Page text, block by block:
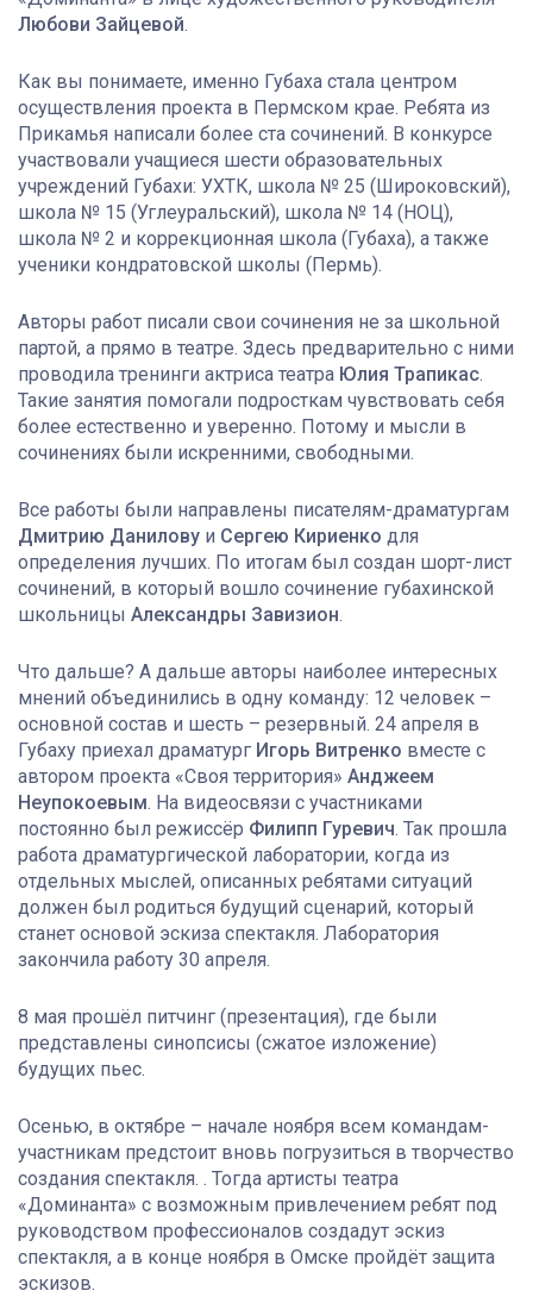
Любови Зайцевой.
Как вы понимаете, именно Губаха стала центром
осуществления проекта в Пермском крае. Ребята из
Прикамья написали более ста сочинений. В конкурсе
участвовали учащиеся шести образовательных
учреждений Губахи: УХТК, школа № 25 (Широковский),
школа № 15 (Углеуральский), школа № 14 (НОЦ),
школа № 2 и коррекционная школа (Губаха), а также
ученики кондратовской школы (Пермь).
Авторы работ писали свои сочинения не за школьной
партой, а прямо в театре. Здесь предварительно с ними
проводила тренинги актриса театра Юлия Трапикас.
Такие занятия помогали подросткам чувствовать себя
более естественно и уверенно. Потому и мысли в
сочинениях были искренними, свободными.
Все работы были направлены писателям-драматургам
Дмитрию Данилову и Сергею Кириенко для
определения лучших. По итогам был создан шорт-лист
сочинений, в который вошло сочинение губахинской
школьницы Александры Завизион.
Что дальше? А дальше авторы наиболее интересных
мнений объединились в одну команду: 12 человек –
основной состав и шесть – резервный. 24 апреля в
Губаху приехал драматург Игорь Витренко вместе с
автором проекта «Своя территория» Анджеем
Неупокоевым. На видеосвязи с участниками
постоянно был режиссёр Филипп Гуревич. Так прошла
работа драматургической лаборатории, когда из
отдельных мыслей, описанных ребятами ситуаций
должен был родиться будущий сценарий, который
станет основой эскиза спектакля. Лаборатория
закончила работу 30 апреля.
8 мая прошёл питчинг (презентация), где были
представлены синопсисы (сжатое изложение)
будущих пьес.
Осенью, в октябре – начале ноября всем командам-
участникам предстоит вновь погрузиться в творчество
создания спектакля. . Тогда артисты театра
«Доминанта» с возможным привлечением ребят под
руководством профессионалов создадут эскиз
спектакля, а в конце ноября в Омске пройдёт защита
эскизов.